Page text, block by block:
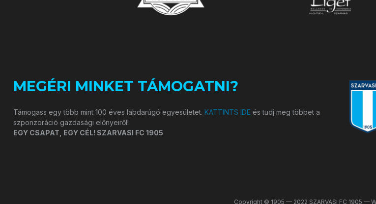
MEGÉRI MINKET TÁMOGATNI?
Támogass egy több mint 100 éves labdarúgó egyesületet. KATTINTS IDE és tudj meg többet a
szponzoráció gazdasági előnyeiről!
EGY CSAPAT, EGY CÉL! SZARVASI FC 1905
Copyright © 1905 — 2022 SZARVASI FC 1905 —